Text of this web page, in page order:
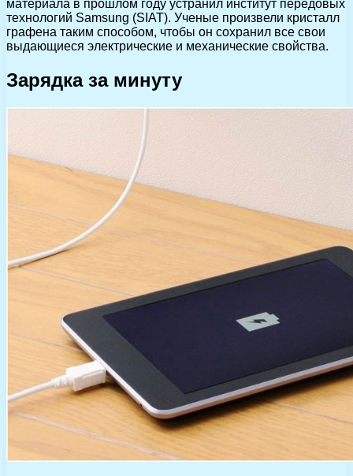
материала в прошлом году устранил институт передовых
технологий Samsung (SIAT). Ученые произвели кристалл
графена таким способом, чтобы он сохранил все свои
выдающиеся электрические и механические свойства.
Зарядка за минуту